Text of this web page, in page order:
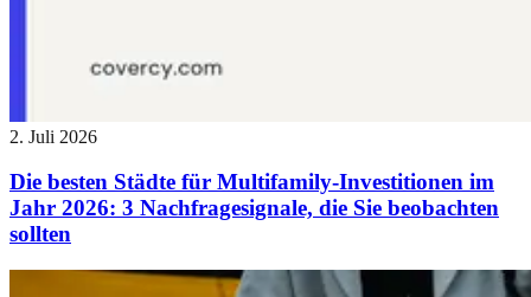
2. Juli 2026
Die besten Städte für Multifamily-Investitionen im
Jahr 2026: 3 Nachfragesignale, die Sie beobachten
sollten